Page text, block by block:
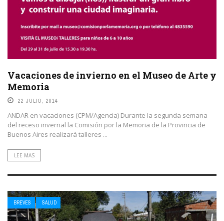
Vacaciones de invierno en el Museo de Arte y
Memoria
22 JULIO, 2014
ANDAR en vacaciones (CPM/Agencia) Durante la segunda semana
del receso invernal la Comisión por la Memoria de la Provincia de
Buenos Aires realizará talleres ...
LEE MAS
BREVES SALUD